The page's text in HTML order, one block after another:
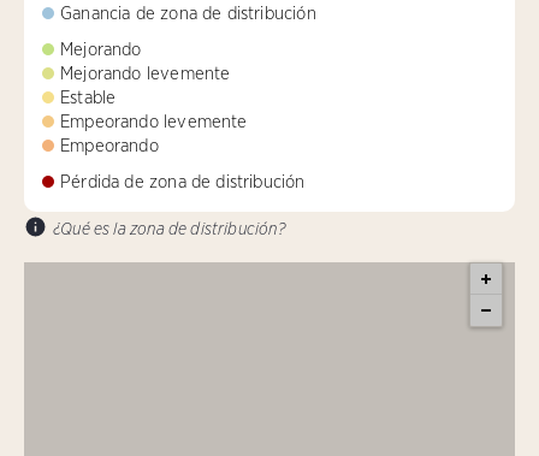
Ganancia de zona de distribución
Mejorando
Mejorando levemente
Estable
Empeorando levemente
Empeorando
Pérdida de zona de distribución
¿Qué es la zona de distribución?